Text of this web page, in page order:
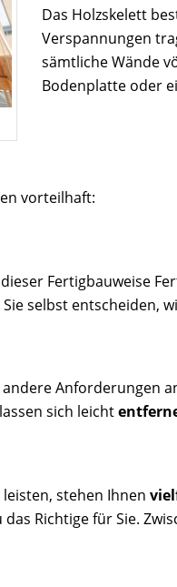
Das Holzskelett
Verspannungen
sämtliche Wände
Bodenplatte oder
vorteilhaft:
Fertigbauweise
Sie selbst entscheiden,
Anforderungen
lassen sich leicht
leisten, stehen Ihnen
Richtige für Sie.